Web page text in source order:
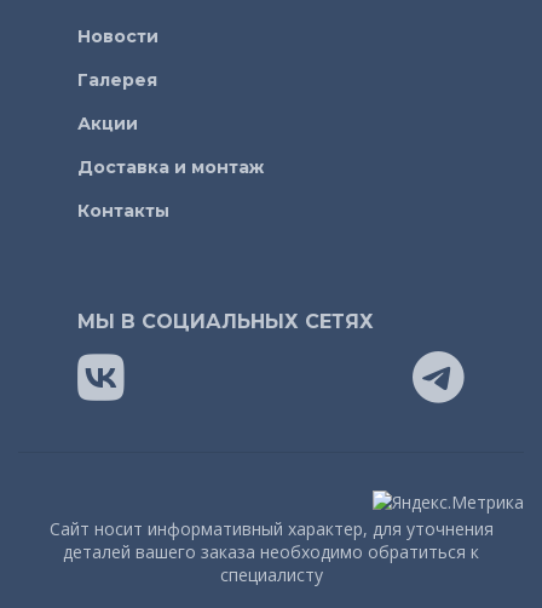
Новости
Галерея
Акции
Доставка и монтаж
Контакты
МЫ В СОЦИАЛЬНЫХ СЕТЯХ
Сайт носит информативный характер, для уточнения
деталей вашего заказа необходимо обратиться к
специалисту